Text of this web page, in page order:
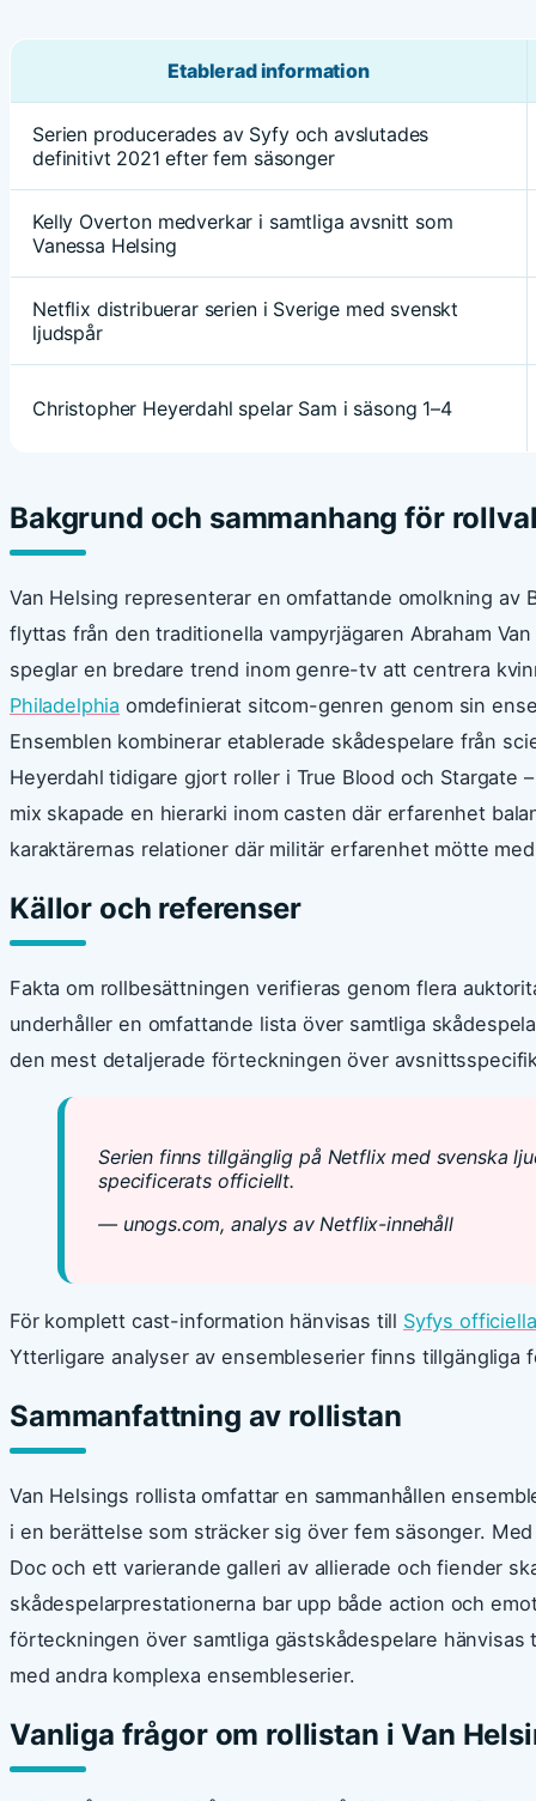
Etablerad information
Serien producerades av Syfy och avslutades
definitivt 2021 efter fem säsonger
Kelly Overton medverkar i samtliga avsnitt som
Vanessa Helsing
Netflix distribuerar serien i Sverige med svenskt
ljudspår
Christopher Heyerdahl spelar Sam i säsong 1–4
Bakgrund och sammanhang för
Van Helsing representerar en omfattande omolkning av
flyttas från den traditionella vampyrjägaren Abraham
speglar en bredare trend inom genre-tv att centrera
Philadelphia omdefinierat sitcom-genren genom sin
Ensemblen kombinerar etablerade skådespelare från
Heyerdahl tidigare gjort roller i True Blood och Stargate
mix skapade en hierarki inom casten där erfarenhet
karaktärernas relationer där militär erfarenhet mötte
Källor och referenser
Fakta om rollbesättningen verifieras genom flera
underhåller en omfattande lista över samtliga
den mest detaljerade förteckningen över
Serien finns tillgänglig på Netflix med svenska
specificerats officiellt.
— unogs.com, analys av Netflix-innehåll
För komplett cast-information hänvisas till Syfys
Ytterligare analyser av ensembleserier finns tillgängliga
Sammanfattning av rollistan
Van Helsings rollista omfattar en sammanhållen
i en berättelse som sträcker sig över fem säsonger.
Doc och ett varierande galleri av allierade och fiender
skådespelarprestationerna bar upp både action och
förteckningen över samtliga gästskådespelare hänvisas
med andra komplexa ensembleserier.
Vanliga frågor om rollistan i Van